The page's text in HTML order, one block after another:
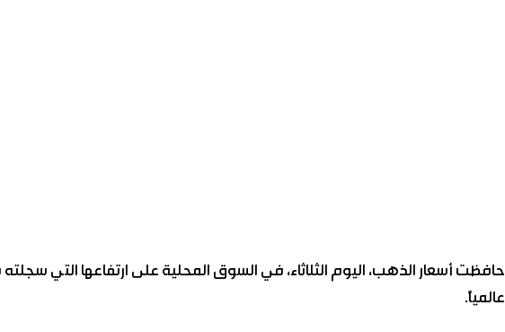
حافظت أسعار الذهب، اليوم الثلاثاء، في السوق المحلية على ارتفاعها التي سجلته
عالمياً.